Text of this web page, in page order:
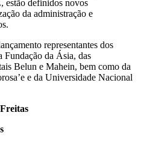
estão definidos novos
da administração e
representantes dos
Fundação da Ásia, das
Belun e Mahein, bem como da
e da Universidade Nacional